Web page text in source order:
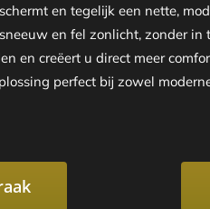
en tegelijk een nette,
en fel zonlicht, zonder
en creëert u direct meer
perfect bij zowel